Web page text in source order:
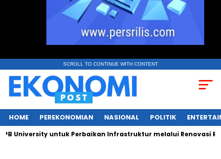
SCROLL TO CONTINUE WITH CONTENT
HOME PEREKONOMIAN NASIONAL POLITIK
University untuk Perbaikan Infrastruktur melalui Renovasi